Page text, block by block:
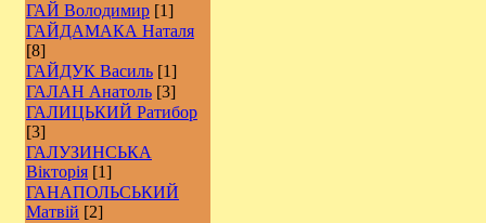
ГАЙ Володимир [1]
ГАЙДАМАКА Наталя
[8]
ГАЙДУК Василь [1]
ГАЛАН Анатоль [3]
ГАЛИЦЬКИЙ Ратибор
[3]
ГАЛУЗИНСЬКА
Вікторія [1]
ГАНАПОЛЬСЬКИЙ
Матвій [2]